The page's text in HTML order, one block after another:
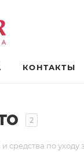
КОНТАКТЫ
2
средства по уходу